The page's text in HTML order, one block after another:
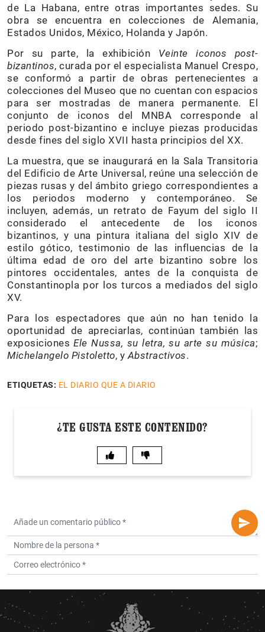
de La Habana, entre otras importantes sedes. Su
obra se encuentra en colecciones de Alemania,
Estados Unidos, México, Holanda y Japón.
Por su parte, la exhibición Veinte iconos post-
bizantinos, curada por el especialista Manuel Crespo,
se conformó a partir de obras pertenecientes a
colecciones del Museo que no cuentan con espacios
para ser mostradas de manera permanente. El
conjunto de iconos del MNBA corresponde al
periodo post-bizantino e incluye piezas producidas
desde fines del siglo XVII hasta principios del XX.
La muestra, que se inaugurará en la Sala Transitoria
del Edificio de Arte Universal, reúne una selección de
piezas rusas y del ámbito griego correspondientes a
los periodos moderno y contemporáneo. Se
incluyen, además, un retrato de Fayum del siglo II
considerado el antecedente de los iconos
bizantinos, y una pintura italiana del siglo XIV de
estilo gótico, testimonio de las influencias de la
última edad de oro del arte bizantino sobre los
pintores occidentales, antes de la conquista de
Constantinopla por los turcos a mediados del siglo
XV.
Para los espectadores que aún no han tenido la
oportunidad de apreciarlas, continúan también las
exposicionesEle Nussa, su letra, su arte su música;
Michelangelo Pistoletto, y Abstractivos.
ETIQUETAS: EL DIARIO QUE A DIARIO
¿TE GUSTA ESTE CONTENIDO?